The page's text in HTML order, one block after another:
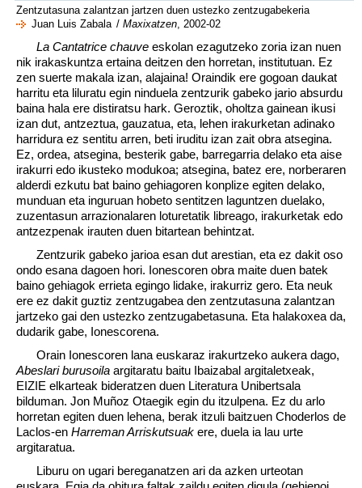
Zentzutasuna zalantzan jartzen duen ustezko zentzugabekeria
Juan Luis Zabala / Maxixatzen, 2002-02
La Cantatrice chauve eskolan ezagutzeko zoria izan nuen
nik irakaskuntza ertaina deitzen den horretan, institutuan. Ez
zen suerte makala izan, alajaina! Oraindik ere gogoan daukat
harritu eta liluratu egin ninduela zentzurik gabeko jario absurdu
baina hala ere distiratsu hark. Geroztik, oholtza gainean ikusi
izan dut, antzeztua, gauzatua, eta, lehen irakurketan adinako
harridura ez sentitu arren, beti iruditu izan zait obra atsegina.
Ez, ordea, atsegina, besterik gabe, barregarria delako eta aise
irakurri edo ikusteko modukoa; atsegina, batez ere, norberaren
alderdi ezkutu bat baino gehiagoren konplize egiten delako,
munduan eta inguruan hobeto sentitzen laguntzen duelako,
zuzentasun arrazionalaren loturetatik libreago, irakurketak edo
antzezpenak irauten duen bitartean behintzat.
Zentzurik gabeko jarioa esan dut arestian, eta ez dakit oso
ondo esana dagoen hori. Ionescoren obra maite duen batek
baino gehiagok errieta egingo lidake, irakurriz gero. Eta neuk
ere ez dakit guztiz zentzugabea den zentzutasuna zalantzan
jartzeko gai den ustezko zentzugabetasuna. Eta halakoxea da,
dudarik gabe, Ionescorena.
Orain Ionescoren lana euskaraz irakurtzeko aukera dago,
Abeslari burusoila argitaratu baitu Ibaizabal argitaletxeak,
EIZIE elkarteak bideratzen duen Literatura Unibertsala
bilduman. Jon Muñoz Otaegik egin du itzulpena. Ez du arlo
horretan egiten duen lehena, berak itzuli baitzuen Choderlos de
Laclos-en Harreman Arriskutsuak ere, duela ia lau urte
argitaratua.
Liburu on ugari bereganatzen ari da azken urteotan